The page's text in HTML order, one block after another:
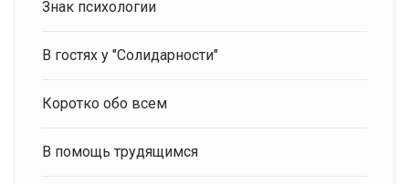
Знак психологии
В гостях у "Солидарности"
Коротко обо всем
В помощь трудящимся